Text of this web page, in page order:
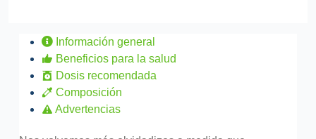
Información general
Beneficios para la salud
Dosis recomendada
Composición
Advertencias